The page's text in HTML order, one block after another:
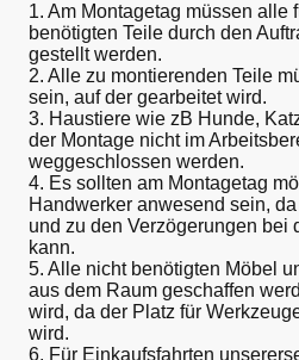
1. Am Montagetag müssen alle
benötigten Teile durch den
gestellt werden.
2. Alle zu montierenden Teile
sein, auf der gearbeitet wird.
3. Haustiere wie zB Hunde,
der Montage nicht im
weggeschlossen werden.
4. Es sollten am Montagetag
Handwerker anwesend sein,
und zu den Verzögerungen bei
kann.
5. Alle nicht benötigten Möbel
aus dem Raum geschaffen
wird, da der Platz für
wird.
6. Für Einkaufsfahrten